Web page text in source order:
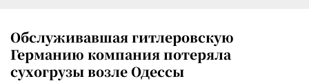
Обслуживавшая гитлеровскую
Германию компания потеряла
сухогрузы возле Одессы